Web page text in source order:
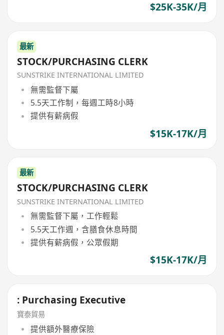
$25K-35K/月
最新
STOCK/PURCHASING CLERK
SUNSTRIKE INTERNATIONAL LIMITED
無需監督下屬
5.5天工作制，每週工時8小時
提供有薪病假
$15K-17K/月
最新
STOCK/PURCHASING CLERK
SUNSTRIKE INTERNATIONAL LIMITED
無需監督下屬，工作輕鬆
5.5天工作週，含膳食休息時間
提供有薪病假，公眾假期
$15K-17K/月
: Purchasing Executive
寶泰貿易
提供額外醫療保險